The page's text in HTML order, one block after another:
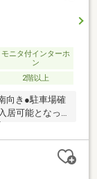
モニタ付インターホ
ン
2階以上
向き●駐車場確
居可能となっ